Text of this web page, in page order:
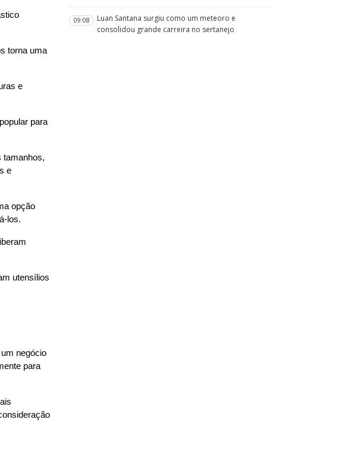
torna uma
e
para
tamanhos,
e
opção
los.
utensílios
negócio
para
09:08
Luan Santana surgiu como um meteoro e
consolidou grande carreira no sertanejo